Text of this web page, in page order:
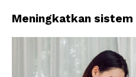
Meningkatkan